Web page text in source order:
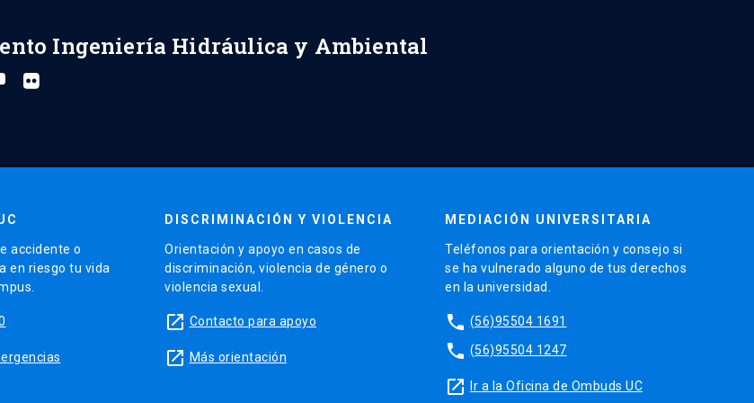
Ingeniería Hidráulica y Ambiental
accidente o
en riesgo tu vida
DISCRIMINACIÓN Y VIOLENCIA
Orientación y apoyo en casos de
discriminación, violencia de género o
violencia sexual.
launch Contacto para apoyo
launch Más orientación
MEDIACIÓN UNIVERSITARIA
Teléfonos para orientación y consejo si
se ha vulnerado alguno de tus derechos
en la universidad.
phone (56)95504 1691
phone (56)95504 1247
launch Ir a la Oficina de Ombuds UC